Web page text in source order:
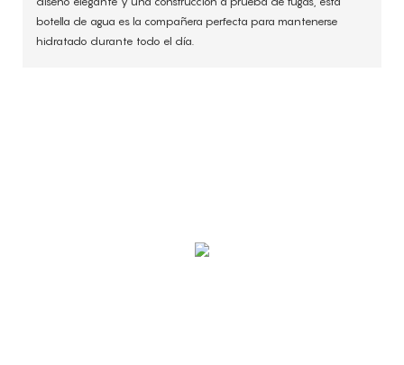
botella de agua es la compañera perfecta para mantenerse
hidratado durante todo el día.